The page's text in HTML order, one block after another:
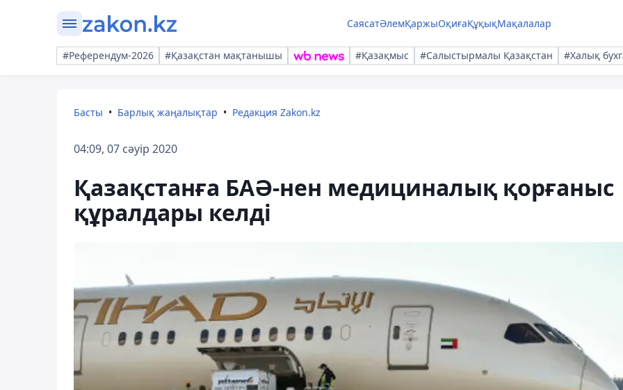
СаясатӘлемҚаржыОқиғаҚұқықМақалалар
#Референдум-2026 #Қазақстан мақтанышы #Қазақмыс #Салыстырмалы Қазақстан #Халық
Басты Барлық жаңалықтар Редакция Zakon.kz
04:09, 07 сәуір 2020
Қазақстанға БАӘ-нен медициналық қорғаныс
құралдары келді